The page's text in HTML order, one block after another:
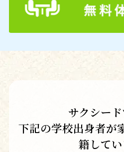
サクシード
下記の学校出身者が
籍して